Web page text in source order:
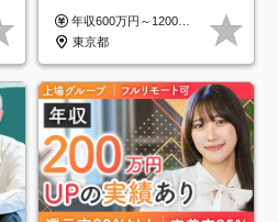
年収600万円～1200万円 ※上記年収は、想定年収です。住居費補助、子手当などの各種手当を含む金額です。 ※経験・能力等を考慮の上、当社規定により決定します。
東京都